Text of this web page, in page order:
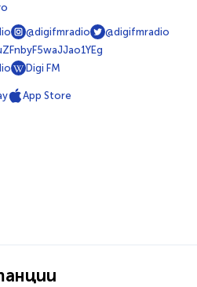
@digifmradio
@digifmradio
Digi FM
App Store